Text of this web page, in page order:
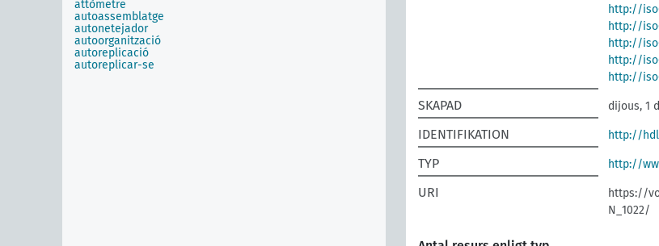
attòmetre
autoassemblatge
autonetejador
autoorganització
autoreplicació
autoreplicar-se
http://
http://
http://
http://
http://
SKAPAD dijous, 1
IDENTIFIKATION http://
TYP http://
URI
https://
N_1022/